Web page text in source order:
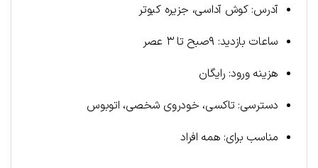
آدرس: کوش آداسی، جزیره کبوتر
ساعات بازدید: ۹صبح تا ۳ عصر
هزینه ورود: رایگان
دسترسی: تاکسی، خودروی شخصی، اتوبوس
مناسب برای: همه افراد